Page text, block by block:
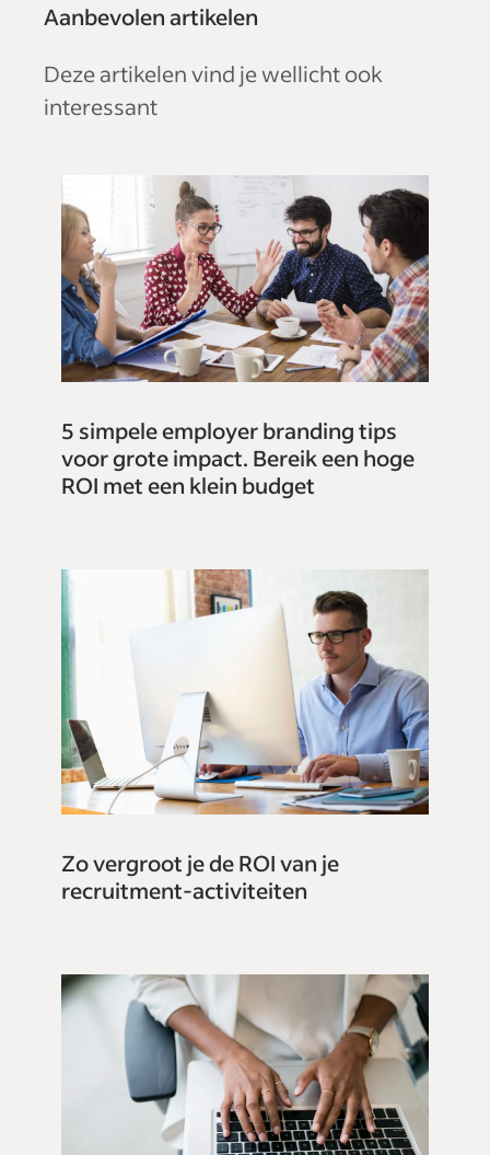
Aanbevolen artikelen
Deze artikelen vind je wellicht ook
interessant
5 simpele employer branding tips
voor grote impact. Bereik een hoge
ROI met een klein budget
Zo vergroot je de ROI van je
recruitment-activiteiten